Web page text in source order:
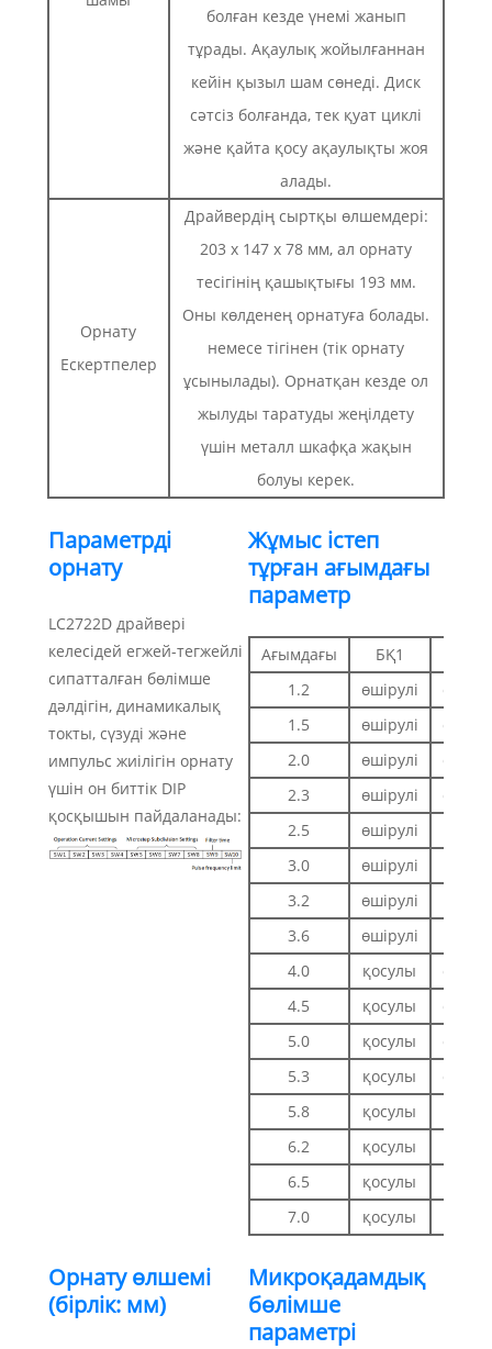
болған кезде үнемі жанып
тұрады. Ақаулық жойылғаннан
кейін қызыл шам сөнеді. Диск
сәтсіз болғанда, тек қуат циклі
және қайта қосу ақаулықты жоя
алады.
Орнату
Ескертпелер
Драйвердің сыртқы өлшемдері:
203 x 147 x 78 мм, ал орнату
тесігінің қашықтығы 193 мм.
Оны көлденең орнатуға болады.
немесе тігінен (тік орнату
ұсынылады). Орнатқан кезде ол
жылуды таратуды жеңілдету
үшін металл шкафқа жақын
болуы керек.
Параметрді
орнату
LC2722D драйвері
келесідей егжей-тегжейлі
сипатталған бөлімше
дәлдігін, динамикалық
токты, сүзуді және
импульс жиілігін орнату
үшін он биттік DIP
қосқышын пайдаланады:
Жұмыс істеп
тұрған ағымдағы
параметр
Ағымдағы БҚ1
1.2
өшірулі
1.5
өшірулі
2.0
өшірулі
2.3
өшірулі
2.5
өшірулі
3.0
өшірулі
3.2
өшірулі
3.6
өшірулі
4.0
қосулы
4.5
қосулы
5.0
қосулы
5.3
қосулы
5.8
қосулы
6.2
қосулы
6.5
қосулы
7.0
қосулы
Орнату өлшемі
(бірлік: мм)
Микроқадамдық
бөлімше
параметрі